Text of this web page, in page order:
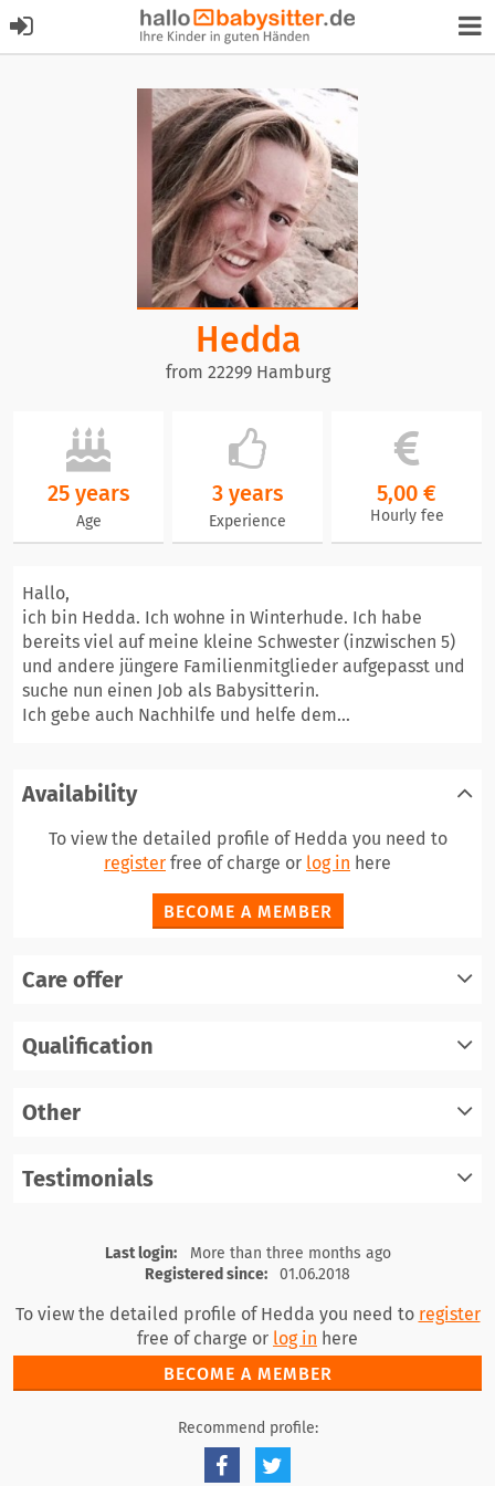
Hedda
from 22299 Hamburg
25 years
Age
3 years
Experience
5,00 €
Hourly fee
Hallo,
ich bin Hedda. Ich wohne in Winterhude. Ich habe
bereits viel auf meine kleine Schwester (inzwischen 5)
und andere jüngere Familienmitglieder aufgepasst und
suche nun einen Job als Babysitterin.
Ich gebe auch Nachhilfe und helfe dem...
Availability
To view the detailed profile of Hedda you need to
register free of charge or log in here
BECOME A MEMBER
Care offer
register
Qualification
Other
register
Testimonials
register log in
Last login:
More than three months ago
Registered since:
01.06.2018
To view the detailed profile of Hedda you need to register
free of charge or log in here
BECOME A MEMBER
Recommend profile: